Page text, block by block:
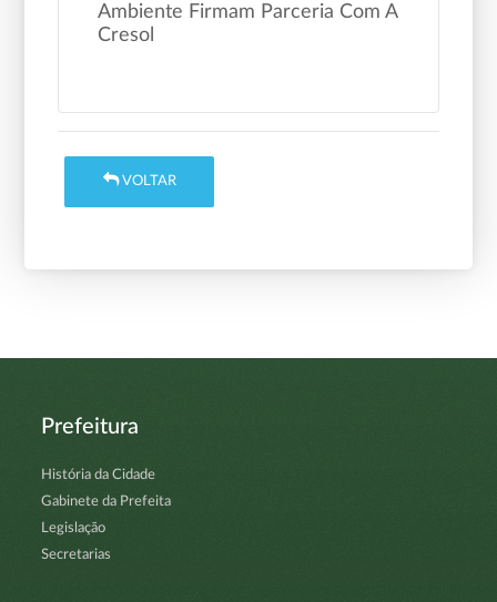
Ambiente Firmam Parceria Com A
Cresol
VOLTAR
Prefeitura
História da Cidade
Gabinete da Prefeita
Legislação
Secretarias